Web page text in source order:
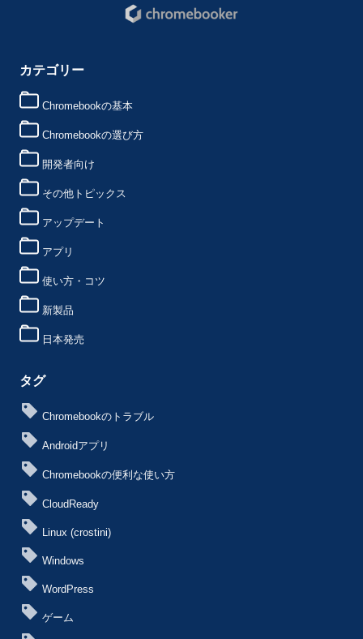
カテゴリー
Chromebookの基本
Chromebookの選び方
開発者向け
その他トピックス
アップデート
アプリ
使い方・コツ
新製品
日本発売
タグ
Chromebookのトラブル
Androidアプリ
Chromebookの便利な使い方
CloudReady
Linux (crostini)
Windows
WordPress
ゲーム